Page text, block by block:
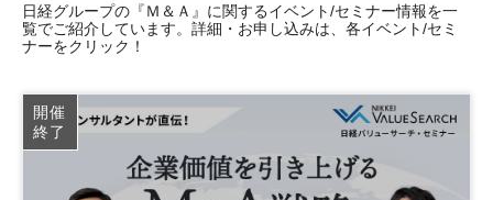
日経グループの『Ｍ＆Ａ』に関するイベント/セミナー情報を一
覧でご紹介しています。詳細・お申し込みは、各イベント/セミ
ナーをクリック！
開催
終了